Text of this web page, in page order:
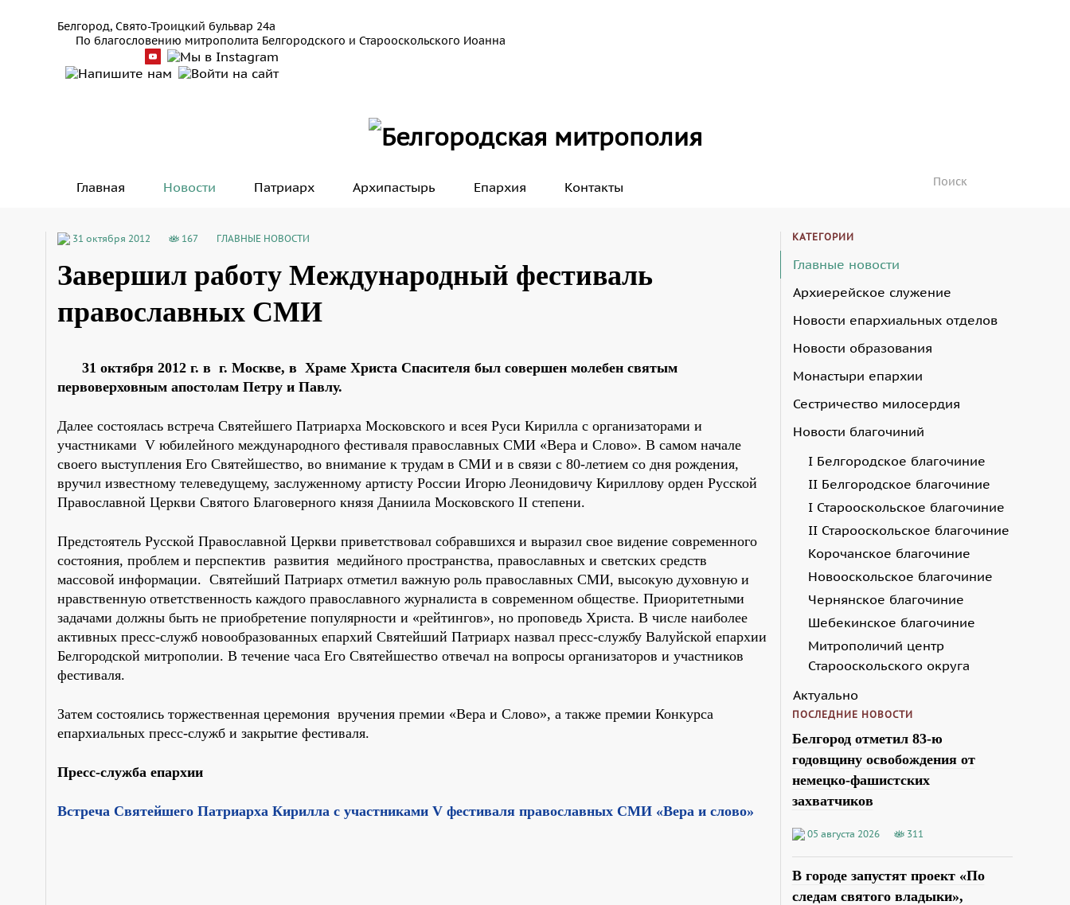
Белгород, Свято-Троицкий бульвар 24а
По благословению митрополита Белгородского и Старооскольского Иоанна
Главная Новости Патриарх Архипастырь Епархия Контакты
31 октября 2012 167 ГЛАВНЫЕ НОВОСТИ
Завершил работу Международный фестиваль
православных СМИ
31 октября 2012 г. в г. Москве, в Храме Христа Спасителя был совершен молебен святым
первоверховным апостолам Петру и Павлу.
Далее состоялась встреча Святейшего Патриарха Московского и всея Руси Кирилла с организаторами и
участниками V юбилейного международного фестиваля православных СМИ «Вера и Слово». В самом начале
своего выступления Его Святейшество, во внимание к трудам в СМИ и в связи с 80-летием со дня рождения,
вручил известному телеведущему, заслуженному артисту России Игорю Леонидовичу Кириллову орден Русской
Православной Церкви Святого Благоверного князя Даниила Московского II степени.
Предстоятель Русской Православной Церкви приветствовал собравшихся и выразил свое видение современного
состояния, проблем и перспектив развития медийного пространства, православных и светских средств
массовой информации. Святейший Патриарх отметил важную роль православных СМИ, высокую духовную и
нравственную ответственность каждого православного журналиста в современном обществе. Приоритетными
задачами должны быть не приобретение популярности и «рейтингов», но проповедь Христа. В числе наиболее
активных пресс-служб новообразованных епархий Святейший Патриарх назвал пресс-службу Валуйской епархии
Белгородской митрополии. В течение часа Его Святейшество отвечал на вопросы организаторов и участников
фестиваля.
Затем состоялись торжественная церемония вручения премии «Вера и Слово», а также премии Конкурса
епархиальных пресс-служб и закрытие фестиваля.
Пресс-служба епархии
Встреча Святейшего Патриарха Кирилла с участниками V фестиваля православных СМИ «Вера и слово»
КАТЕГОРИИ
Главные новости
Архиерейское служение
Новости епархиальных отделов
Новости образования
Монастыри епархии
Сестричество милосердия
Новости благочиний
I Белгородское благочиние
II Белгородское благочиние
I Старооскольское благочиние
II Старооскольское благочиние
Корочанское благочиние
Новооскольское благочиние
Чернянское благочиние
Шебекинское благочиние
Митрополичий центр
Старооскольского округа
Актуально
ПОСЛЕДНИЕ НОВОСТИ
Белгород отметил 83-ю
годовщину освобождения от
немецко-фашистских
захватчиков
05 августа 2026 311
В городе запустят проект «По
следам святого владыки»,